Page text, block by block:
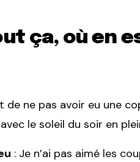
ça, où en
ne pas avoir eu une
le soleil du soir en
: Je n’ai pas aimé les